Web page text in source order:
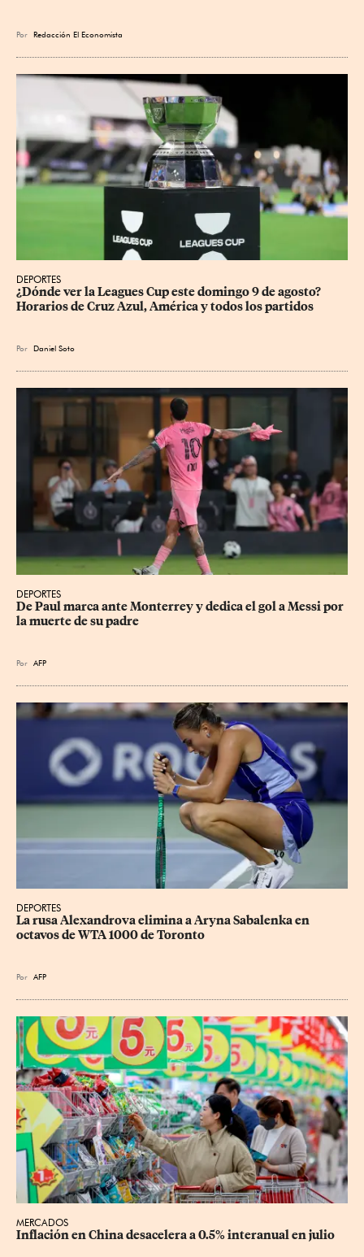
Por Redacción El Economista
DEPORTES
¿Dónde ver la Leagues Cup este domingo 9 de agosto?
Horarios de Cruz Azul, América y todos los partidos
Por Daniel Soto
DEPORTES
De Paul marca ante Monterrey y dedica el gol a Messi por
la muerte de su padre
Por AFP
DEPORTES
La rusa Alexandrova elimina a Aryna Sabalenka en
octavos de WTA 1000 de Toronto
Por AFP
MERCADOS
Inflación en China desacelera a 0.5% interanual en julio